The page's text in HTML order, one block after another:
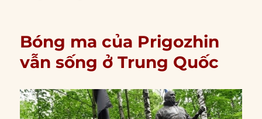
Bóng ma của Prigozhin
vẫn sống ở Trung Quốc